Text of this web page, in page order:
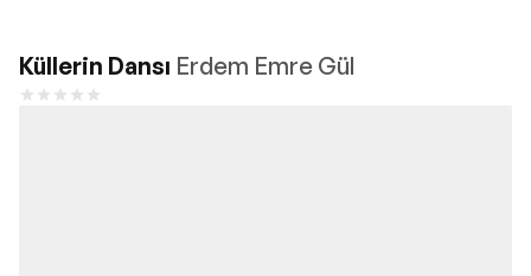
Küllerin Dansı Erdem Emre Gül